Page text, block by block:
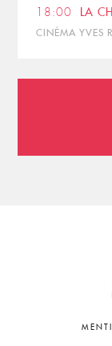
18:00 LA
CINÉMA YVES